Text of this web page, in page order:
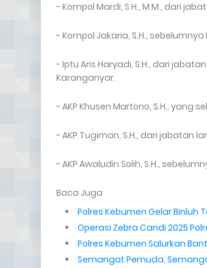
- Kompol Mardi, S.H., M.M., dari
- Kompol Jakaria, S.H.,
- Iptu Aris Haryadi, S.H., dari
Karanganyar.
- AKP Khusen Martono, S.H.,
- AKP Tugiman, S.H., dari jabatan
- AKP Awaludin Solih, S.H.,
Baca Juga
Polres Kebumen Gelar Binluh
Operasi Zebra Candi 2025
Polres Kebumen Salurkan
Semangat Pemuda,